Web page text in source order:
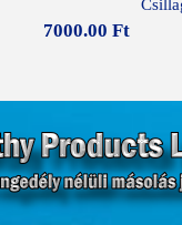
7000.00 Ft